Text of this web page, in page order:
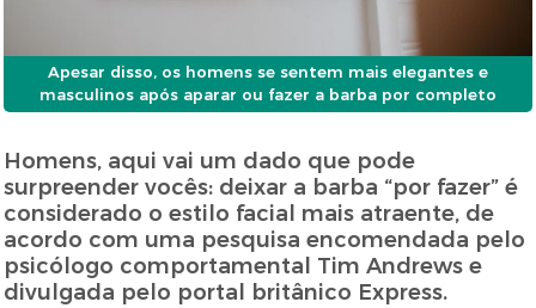
Apesar disso, os homens se sentem mais elegantes e
masculinos após aparar ou fazer a barba por completo
Homens, aqui vai um dado que pode
surpreender vocês: deixar a barba “por fazer” é
considerado o estilo facial mais atraente, de
acordo com uma pesquisa encomendada pelo
psicólogo comportamental Tim Andrews e
divulgada pelo portal britânico Express.